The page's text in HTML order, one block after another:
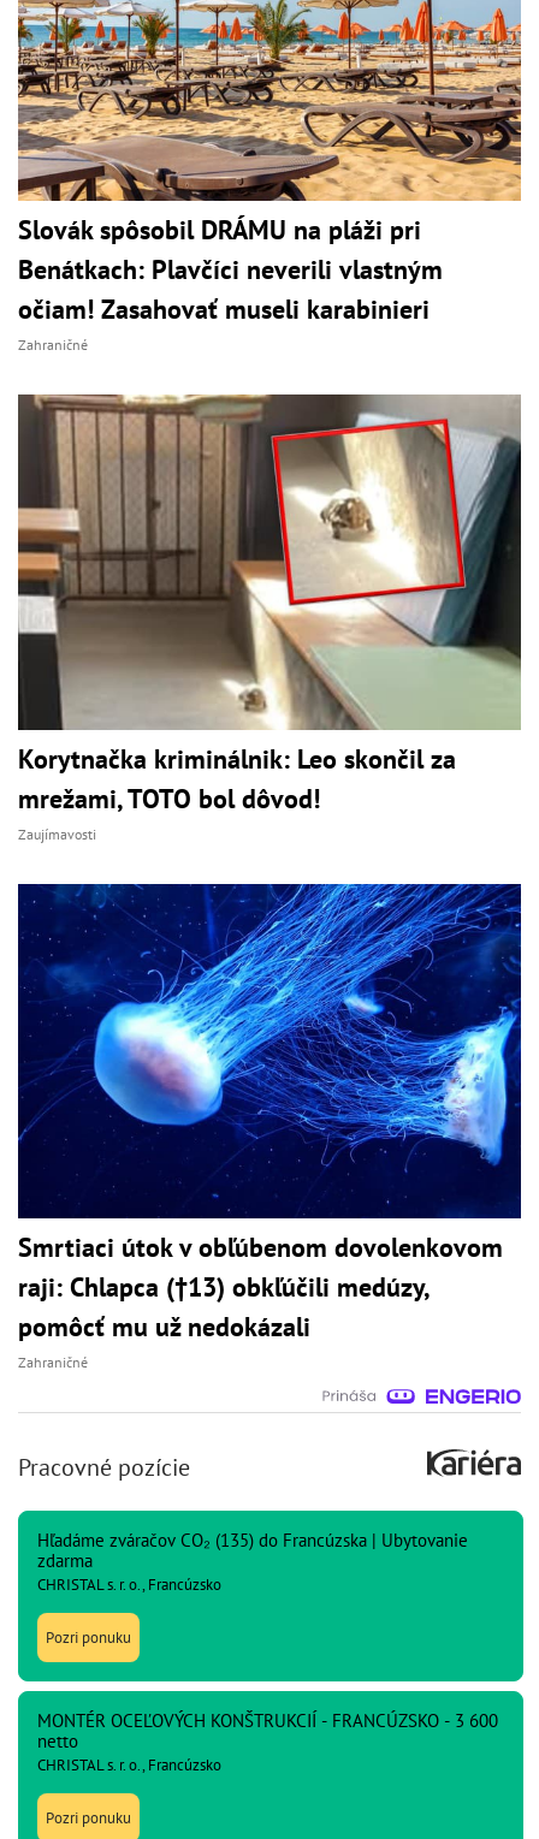
Slovák spôsobil DRÁMU na pláži pri
Benátkach: Plavčíci neverili vlastným
očiam! Zasahovať museli karabinieri
Zahraničné
Korytnačka kriminálnik: Leo skončil za
mrežami, TOTO bol dôvod!
Zaujímavosti
Smrtiaci útok v obľúbenom dovolenkovom
raji: Chlapca (†13) obkľúčili medúzy,
pomôcť mu už nedokázali
Zahraničné
Pracovné pozície
Hľadáme zváračov CO₂ (135) do Francúzska | Ubytovanie
zdarma
CHRISTAL s. r. o., Francúzsko
Pozri ponuku
MONTÉR OCEĽOVÝCH KONŠTRUKCIÍ - FRANCÚZSKO - 3 600
netto
CHRISTAL s. r. o., Francúzsko
Pozri ponuku